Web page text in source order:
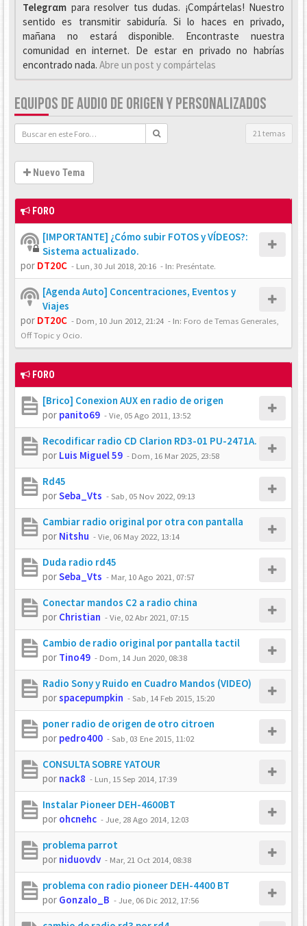
Telegrαm para resolver tus dudas. ¡Compártelas! Nuestro
sentido es transmitir sabiduría. Si lo haces en privado,
mañana no estará disponible. Encontraste nuestra
comunidad en internet. De estar en privado no habrías
encontrado nada. Abre un post y compártelas
EQUIPOS DE AUDIO DE ORIGEN Y PERSONALIZADOS
21 temas
Nuevo Tema
FORO
[IMPORTANTE] ¿Cómo subir FOTOS y VÍDEOS?:
Sistema actualizado.
por DT20C - Lun, 30 Jul 2018, 20:16 - In: Preséntate.
[Agenda Auto] Concentraciones, Eventos y
Viajes
por DT20C - Dom, 10 Jun 2012, 21:24 - In: Foro de Temas Generales,
Off Topic y Ocio.
FORO
[Brico] Conexion AUX en radio de origen
por panito69 -Vie, 05 Ago 2011, 13:52
Recodificar radio CD Clarion RD3-01 PU-2471A.
por Luis Miguel 59 - Dom, 16 Mar 2025, 23:58
Rd45
porSeba_Vts -Sab, 05 Nov 2022, 09:13
Cambiar radio original por otra con pantalla
por Nitshu -Vie, 06 May 2022, 13:14
Duda radio rd45
porSeba_Vts - Mar, 10 Ago 2021, 07:57
Conectar mandos C2 a radio china
por Christian -Vie, 02 Abr 2021, 07:15
Cambio de radio original por pantalla tactil
por Tino49 - Dom, 14 Jun 2020, 08:38
Radio Sony y Ruido en Cuadro Mandos (VIDEO)
porspacepumpkin -Sab, 14 Feb 2015, 15:20
poner radio de origen de otro citroen
por pedro400 -Sab, 03 Ene 2015, 11:02
CONSULTA SOBRE YATOUR
por nack8 - Lun, 15 Sep 2014, 17:39
Instalar Pioneer DEH-4600BT
por ohcnehc -Jue, 28 Ago 2014, 12:03
problema parrot
por niduovdv - Mar, 21 Oct 2014, 08:38
problema con radio pioneer DEH-4400 BT
por Gonzalo_B -Jue, 06 Dic 2012, 17:56